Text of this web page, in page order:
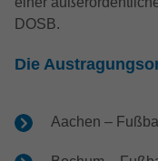
DOSB.
Die
Aachen –